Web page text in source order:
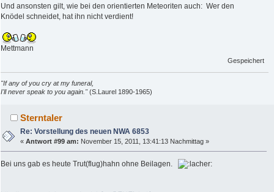
Und ansonsten gilt, wie bei den orientierten Meteoriten auch: Wer den
Knödel schneidet, hat ihn nicht verdient!
Mettmann
Gespeichert
"If any of you cry at my funeral,
I'll never speak to you again."(S.Laurel 1890-1965)
Sterntaler
Re: Vorstellung des neuen NWA 6853
«Antwort #99 am: November 15, 2011, 13:41:13 Nachmittag »
Bei uns gab es heute Trut(flug)hahn ohne Beilagen.